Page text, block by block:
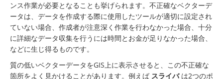
ンス作業が必要となることも挙げられます。不正確なベクターデ
ータは、データを作成する際に使用したツールが適切に設定され
ていない場合、作成者が注意深く作業を行わなかった場合、十分
に詳細なデータ収集を行うには時間とお金が足りなかった場合、
などに生じ得るものです。
質の低いベクターデータをGIS上に表示させると、この不正確な
箇所をよく見かけることがあります。例えば スライバは2つのポ